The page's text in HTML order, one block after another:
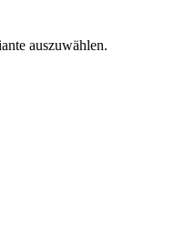
auszuwählen.